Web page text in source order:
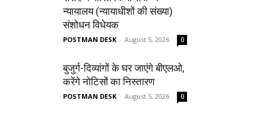
न्यायालय (न्यायाधीशों की संख्या)
संशोधन विधेयक
POSTMAN DESK - August 5, 2026 0
बुजुर्ग-दिव्यांगों के घर जाएंगे बीएलओ,
करेंगे नोटिसों का निस्तारण
POSTMAN DESK - August 5, 2026 0